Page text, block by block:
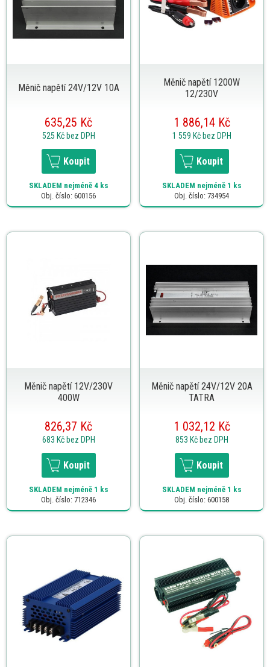
Měnič napětí 24V/12V 10A
635,25 Kč
525 Kč bez DPH
Koupit
SKLADEM nejméně 4 ks
Obj. číslo: 600156
Měnič napětí 1200W
12/230V
1 886,14 Kč
1 559 Kč bez DPH
Koupit
SKLADEM nejméně 1 ks
Obj. číslo: 734954
Měnič napětí 12V/230V
400W
826,37 Kč
683 Kč bez DPH
Koupit
SKLADEM nejméně 1 ks
Obj. číslo: 712346
Měnič napětí 24V/12V 20A
TATRA
1 032,12 Kč
853 Kč bez DPH
Koupit
SKLADEM nejméně 1 ks
Obj. číslo: 600158